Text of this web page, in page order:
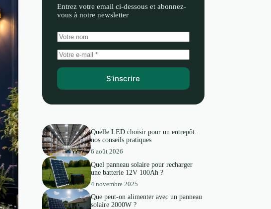
Entrez votre email ci-dessous et abonnez-
vous à notre newsletter
S’inscrire
Quelle LED choisir pour un entrepôt :
nos conseils pratiques
6 août 2026
Quel panneau solaire pour recharger
une batterie 12V 100Ah ?
4 novembre 2025
Que peut-on alimenter avec un panneau
solaire 2000W ?